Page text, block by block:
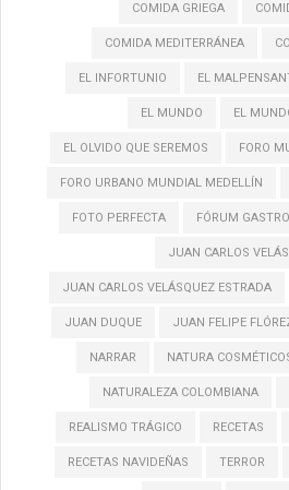
COMIDA GRIEGA
COMIDA MEDITERRÁNEA
EL INFORTUNIO EL
EL MUNDO EL
EL OLVIDO QUE SEREMOS FORO
FORO URBANO MUNDIAL MEDELLÍN
FOTO PERFECTA FÓRUM
JUAN CARLOS
JUAN CARLOS VELÁSQUEZ ESTRADA
JUAN DUQUE JUAN FELIPE
NARRAR NATURA
NATURALEZA COLOMBIANA
REALISMO TRÁGICO RECETAS
RECETAS NAVIDEÑAS TERROR